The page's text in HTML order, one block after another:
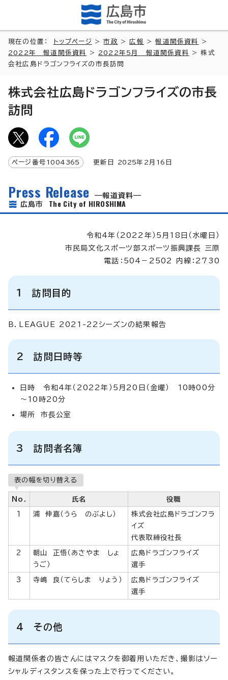
現在の位置： トップページ >市政 >広報 >報道関係資料
>
2022年 報道関係資料
> 2022年5月 報道関係資料
> 株式
会社広島ドラゴンフライズの市長訪問
株式会社広島ドラゴンフライズの市長
訪問
ページ番号 1004365 更新日 2025年2月 16 日
Press Release
報道資料
広島市 The City of HIROSHIMA
令和4年（2022年）5月18日（水曜日）
市民局文化スポーツ部スポーツ振興課長 三原
電話：504－2502 内線：2730
1 訪問目的
B．LEAGUE 2021-22シーズンの結果報告
2 訪問日時等
日時 令和4年（2022年）5月20日（金曜） 10時00分
～10時20分
場所 市長公室
3 訪問者名簿
表の幅を切り替える
No. 氏名 役職
1 浦 伸嘉（うら のぶよし）
株式会社広島ドラゴンフラ
イズ
代表取締役社長
2
朝山 正悟（あさやま しょ
うご）
広島ドラゴンフライズ
選手
3 寺嶋 良（てらしま りょう）
広島ドラゴンフライズ
選手
4 その他
報道関係者の皆さんにはマスクを御着用いただき、撮影はソー
シャルディスタンスを保った上で行ってください。